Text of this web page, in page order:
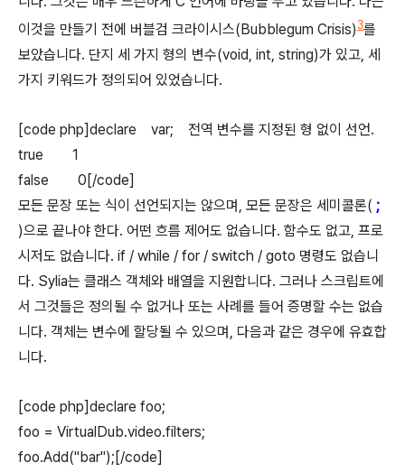
이것을 만들기 전에 버블검 크라이시스(Bubblegum Crisis)3를
보았습니다. 단지 세 가지 형의 변수(void, int, string)가 있고, 세
가지 키워드가 정의되어 있었습니다.
[code php]declare var; 전역 변수를 지정된 형 없이 선언.
true 1
false 0[/code]
모든 문장 또는 식이 선언되지는 않으며, 모든 문장은 세미콜론( ;
)으로 끝나야 한다. 어떤 흐름 제어도 없습니다. 함수도 없고, 프로
시저도 없습니다. if / while / for / switch / goto 명령도 없습니
다. Sylia는 클래스 객체와 배열을 지원합니다. 그러나 스크립트에
서 그것들은 정의될 수 없거나 또는 사례를 들어 증명할 수는 없습
니다. 객체는 변수에 할당될 수 있으며, 다음과 같은 경우에 유효합
니다.
[code php]declare foo;
foo = VirtualDub.video.filters;
foo.Add("bar");[/code]